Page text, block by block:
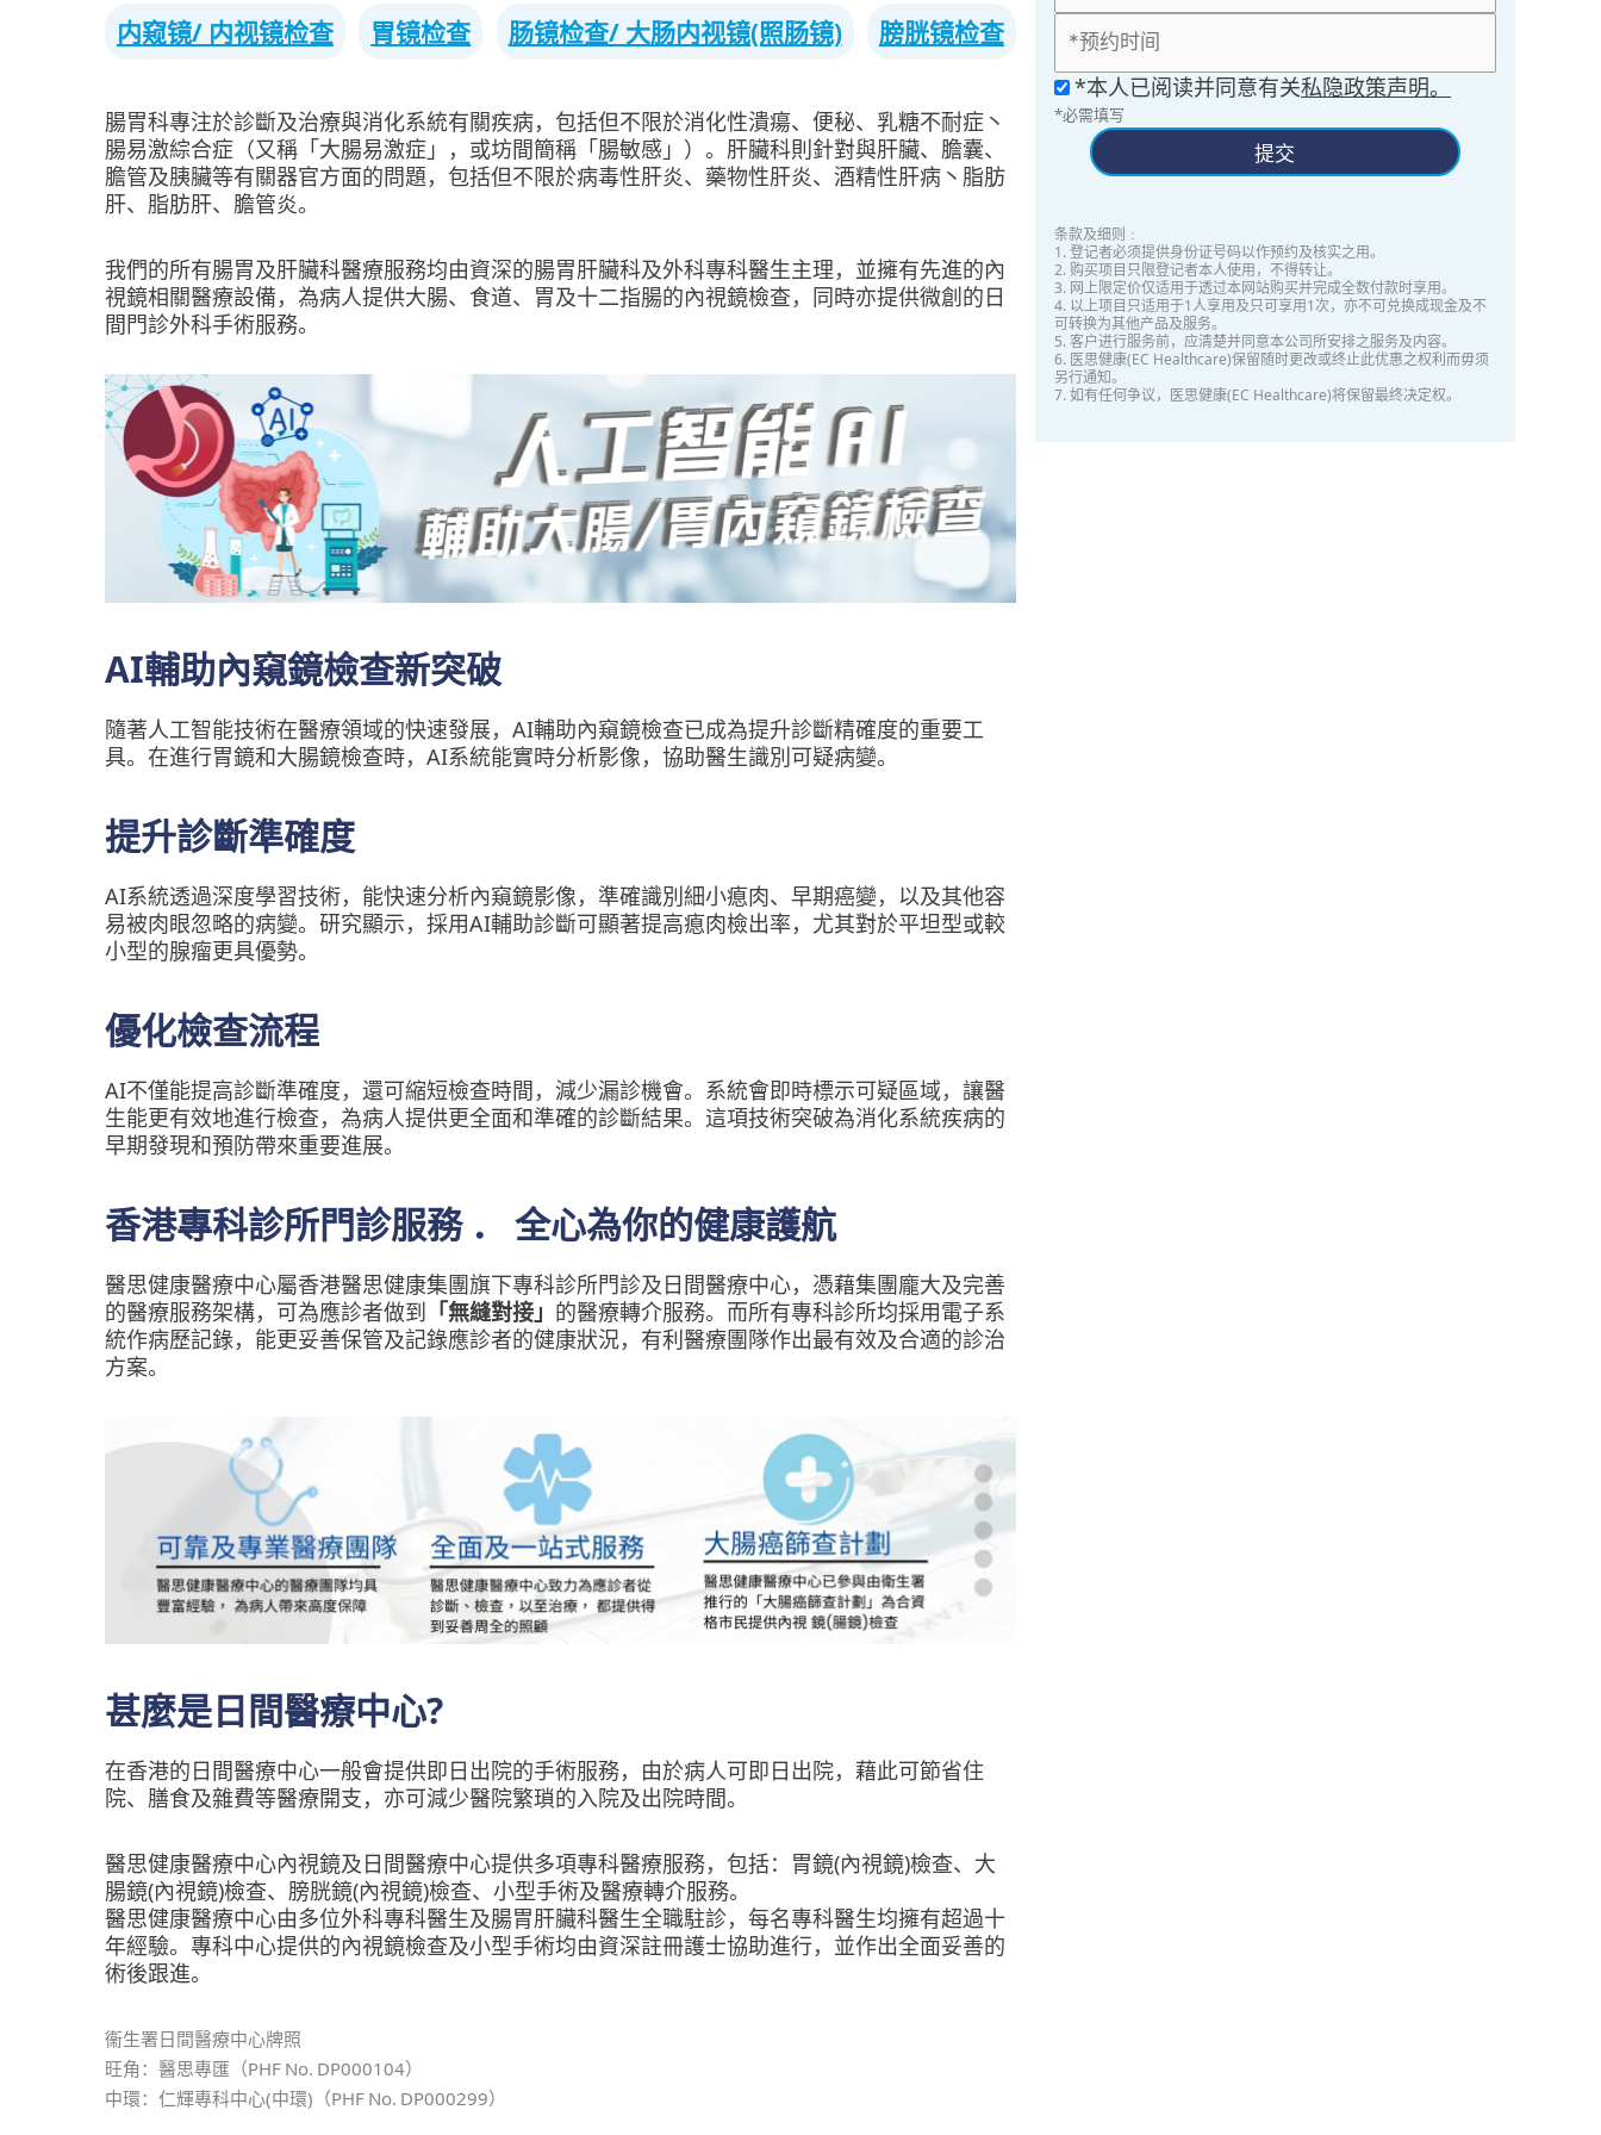
内窥镜/ 内视镜检查 胃镜检查 肠镜检查/ 大肠内视镜(照肠镜) 膀胱镜检查
腸胃科專注於診斷及治療與消化系統有關疾病，包括但不限於消化性潰瘍、便秘、乳糖不耐症丶
腸易激綜合症（又稱「大腸易激症」，或坊間簡稱「腸敏感」）。肝臟科則針對與肝臟、膽囊、
膽管及胰臟等有關器官方面的問題，包括但不限於病毒性肝炎、藥物性肝炎、酒精性肝病丶脂肪
肝、脂肪肝、膽管炎。
我們的所有腸胃及肝臟科醫療服務均由資深的腸胃肝臟科及外科專科醫生主理，並擁有先進的內
視鏡相關醫療設備，為病人提供大腸、食道、胃及十二指腸的內視鏡檢查，同時亦提供微創的日
間門診外科手術服務。
AI輔助內窺鏡檢查新突破
隨著人工智能技術在醫療領域的快速發展，AI輔助內窺鏡檢查已成為提升診斷精確度的重要工
具。在進行胃鏡和大腸鏡檢查時，AI系統能實時分析影像，協助醫生識別可疑病變。
提升診斷準確度
AI系統透過深度學習技術，能快速分析內窺鏡影像，準確識別細小瘜肉、早期癌變，以及其他容
易被肉眼忽略的病變。研究顯示，採用AI輔助診斷可顯著提高瘜肉檢出率，尤其對於平坦型或較
小型的腺瘤更具優勢。
優化檢查流程
AI不僅能提高診斷準確度，還可縮短檢查時間，減少漏診機會。系統會即時標示可疑區域，讓醫
生能更有效地進行檢查，為病人提供更全面和準確的診斷結果。這項技術突破為消化系統疾病的
早期發現和預防帶來重要進展。
香港專科診所門診服務 ． 全心為你的健康護航
醫思健康醫療中心屬香港醫思健康集團旗下專科診所門診及日間醫療中心，憑藉集團龐大及完善
的醫療服務架構，可為應診者做到 「無縫對接」 的醫療轉介服務。而所有專科診所均採用電子系
統作病歷記錄，能更妥善保管及記錄應診者的健康狀況，有利醫療團隊作出最有效及合適的診治
方案。
甚麼是日間醫療中心?
在香港的日間醫療中心一般會提供即日出院的手術服務，由於病人可即日出院，藉此可節省住
院、膳食及雜費等醫療開支，亦可減少醫院繁瑣的入院及出院時間。
醫思健康醫療中心內視鏡及日間醫療中心提供多項專科醫療服務，包括：胃鏡(內視鏡)檢查、大
腸鏡(內視鏡)檢查、膀胱鏡(內視鏡)檢查、小型手術及醫療轉介服務。
醫思健康醫療中心由多位外科專科醫生及腸胃肝臟科醫生全職駐診，每名專科醫生均擁有超過十
年經驗。專科中心提供的內視鏡檢查及小型手術均由資深註冊護士協助進行，並作出全面妥善的
術後跟進。
衞生署日間醫療中心牌照
旺角：醫思專匯（PHF No. DP000104）
中環：仁輝專科中心(中環)（PHF No. DP000299）
*本人已阅读并同意有关私隐政策声明。
*必需填写
提交
条款及细则﹕
1. 登记者必须提供身份证号码以作预约及核实之用。
2. 购买项目只限登记者本人使用，不得转让。
3. 网上限定价仅适用于透过本网站购买并完成全数付款时享用。
4. 以上项目只适用于1人享用及只可享用1次，亦不可兑换成现金及不
可转换为其他产品及服务。
5. 客户进行服务前，应清楚并同意本公司所安排之服务及内容。
6. 医思健康(EC Healthcare)保留随时更改或终止此优惠之权利而毋须
另行通知。
7. 如有任何争议，医思健康(EC Healthcare)将保留最终决定权。